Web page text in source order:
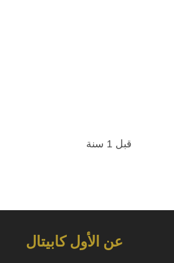
قبل 1 سنة
عن الأول كابيتال